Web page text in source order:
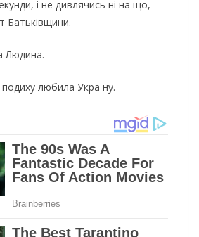
і не дивлячись ні на що,
Батьківщини.
Людина.
любила Україну.